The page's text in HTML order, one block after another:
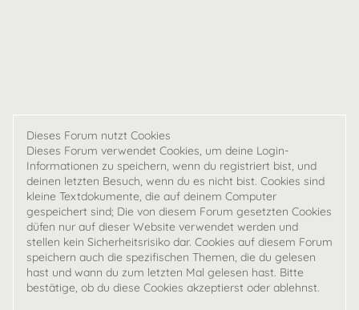
Dieses Forum nutzt Cookies
Dieses Forum verwendet Cookies, um deine Login-
Informationen zu speichern, wenn du registriert bist, und
deinen letzten Besuch, wenn du es nicht bist. Cookies sind
kleine Textdokumente, die auf deinem Computer
gespeichert sind; Die von diesem Forum gesetzten Cookies
düfen nur auf dieser Website verwendet werden und
stellen kein Sicherheitsrisiko dar. Cookies auf diesem Forum
speichern auch die spezifischen Themen, die du gelesen
hast und wann du zum letzten Mal gelesen hast. Bitte
bestätige, ob du diese Cookies akzeptierst oder ablehnst.